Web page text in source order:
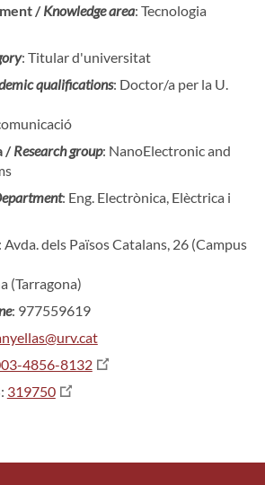
/Knowledge area: Tecnologia
: Titular d'universitat
qualifications: Doctor/a per la U.
/Research group: NanoElectronic and
: Eng. Electrònica, Elèctrica i
Avda. dels Països Catalans, 26 (Campus
(Tarragona)
: 977559619
4856-8132
: 319750